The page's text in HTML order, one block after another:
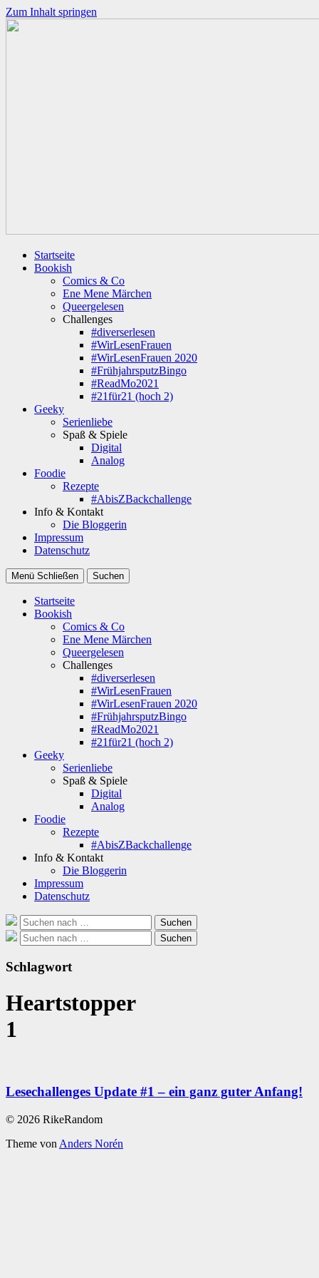
Zum Inhalt springen
Startseite
Bookish
Comics & Co
Ene Mene Märchen
Queergelesen
Challenges
#diverserlesen
#WirLesenFrauen
#WirLesenFrauen 2020
#FrühjahrsputzBingo
#ReadMo2021
#21für21 (hoch 2)
Geeky
Serienliebe
Spaß & Spiele
Digital
Analog
Foodie
Rezepte
#AbisZBackchallenge
Info & Kontakt
Die Bloggerin
Impressum
Datenschutz
Menü Schließen Suchen
Startseite
Bookish
Comics & Co
Ene Mene Märchen
Queergelesen
Challenges
#diverserlesen
#WirLesenFrauen
#WirLesenFrauen 2020
#FrühjahrsputzBingo
#ReadMo2021
#21für21 (hoch 2)
Geeky
Serienliebe
Spaß & Spiele
Digital
Analog
Foodie
Rezepte
#AbisZBackchallenge
Info & Kontakt
Die Bloggerin
Impressum
Datenschutz
Suche
nach:
Suchen
Suche
nach:
Suchen
Schlagwort
Heartstopper
1
Lesechallenges Update #1 – ein ganz guter Anfang!
© 2026 RikeRandom
Theme von Anders Norén